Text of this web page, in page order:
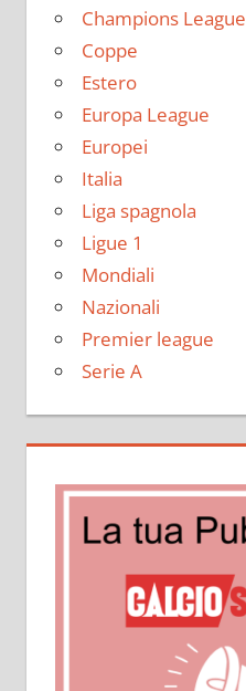
Champions League
Coppe
Estero
Europa League
Europei
Italia
Liga spagnola
Ligue 1
Mondiali
Nazionali
Premier league
Serie A